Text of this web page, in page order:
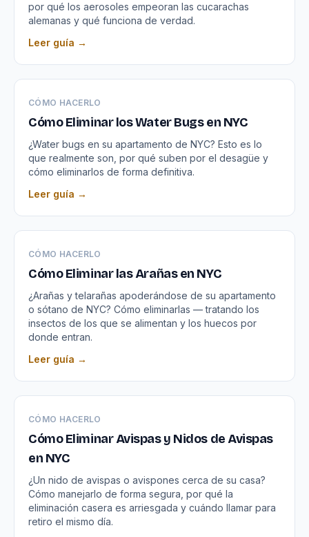
por qué los aerosoles empeoran las cucarachas
alemanas y qué funciona de verdad.
Leer guía →
CÓMO HACERLO
Cómo Eliminar los Water Bugs en NYC
¿Water bugs en su apartamento de NYC? Esto es lo
que realmente son, por qué suben por el desagüe y
cómo eliminarlos de forma definitiva.
Leer guía →
CÓMO HACERLO
Cómo Eliminar las Arañas en NYC
¿Arañas y telarañas apoderándose de su apartamento
o sótano de NYC? Cómo eliminarlas — tratando los
insectos de los que se alimentan y los huecos por
donde entran.
Leer guía →
CÓMO HACERLO
Cómo Eliminar Avispas y Nidos de Avispas
en NYC
¿Un nido de avispas o avispones cerca de su casa?
Cómo manejarlo de forma segura, por qué la
eliminación casera es arriesgada y cuándo llamar para
retiro el mismo día.